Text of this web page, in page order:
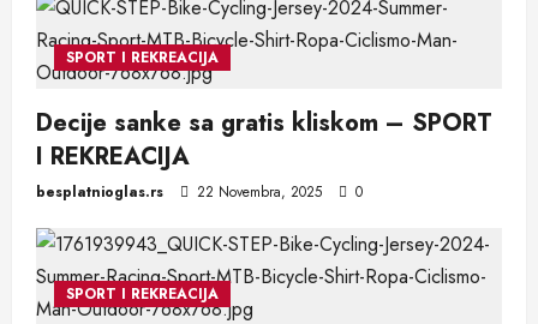
SPORT I REKREACIJA
Decije sanke sa gratis kliskom – SPORT
I REKREACIJA
besplatnioglas.rs 22 Novembra, 2025 0
SPORT I REKREACIJA